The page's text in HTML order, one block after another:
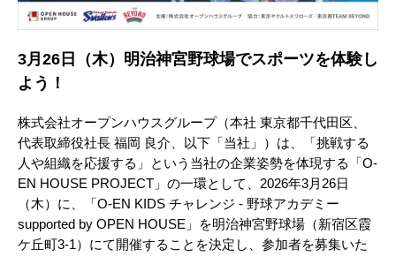
3月26日（木）明治神宮野球場でスポーツを体験し
よう！
株式会社オープンハウスグループ（本社 東京都千代田区、
代表取締役社長 福岡 良介、以下「当社」）は、「挑戦する
人や組織を応援する」という当社の企業姿勢を体現する「O-
EN HOUSE PROJECT」の一環として、2026年3月26日
（木）に、「O-EN KIDS チャレンジ - 野球アカデミー
supported by OPEN HOUSE」を明治神宮野球場（新宿区霞
ケ丘町3-1）にて開催することを決定し、参加者を募集いた